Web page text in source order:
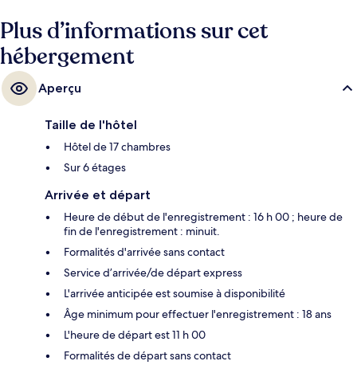
Plus d’informations sur cet
hébergement
Aperçu
Taille de l'hôtel
Hôtel de 17 chambres
Sur 6 étages
Arrivée et départ
Heure de début de l'enregistrement : 16 h 00 ; heure de
fin de l'enregistrement : minuit.
Formalités d'arrivée sans contact
Service d’arrivée/de départ express
L'arrivée anticipée est soumise à disponibilité
Âge minimum pour effectuer l'enregistrement : 18 ans
L'heure de départ est 11 h 00
Formalités de départ sans contact